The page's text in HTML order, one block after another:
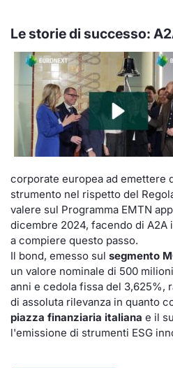
Le storie di successo:
corporate europea ad emettere
strumento nel rispetto del
valere sul Programma EMTN
dicembre 2024, facendo di
a compiere questo passo.
Il bond, emesso sul segmento
un valore nominale di 500
anni e cedola fissa del 3,625%,
di assoluta rilevanza in quanto
piazza finanziaria italiana e il
l'emissione di strumenti ESG